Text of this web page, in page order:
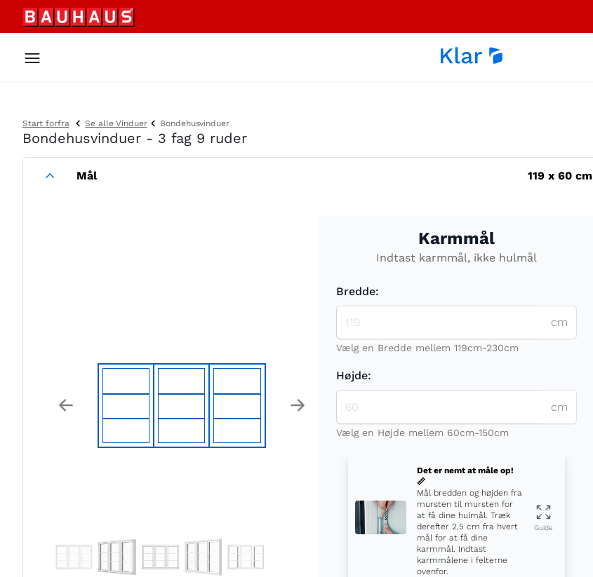
Start forfra Se alle Vinduer Bondehusvinduer
Bondehusvinduer - 3 fag 9 ruder
Mål 119 x60 cm
Previous Next
Karmmål
Indtast karmmål, ikke hulmål
Bredde:
cm
Vælg en Bredde mellem 119cm-230cm
Højde:
cm
Vælg en Højde mellem 60cm-150cm
Det er nemt at måle op!
📏
Mål bredden og højden fra
mursten til mursten for
at få dine hulmål. Træk
derefter 2,5 cm fra hvert
mål for at få dine
karmmål. Indtast
karmmålene i felterne
ovenfor.
Guide